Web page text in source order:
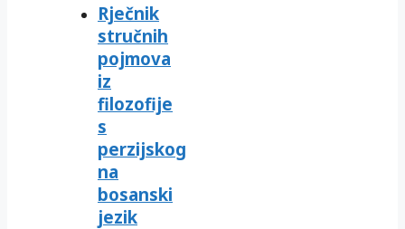
Rječnik
stručnih
pojmova
iz
filozofije
s
perzijskog
na
bosanski
jezik